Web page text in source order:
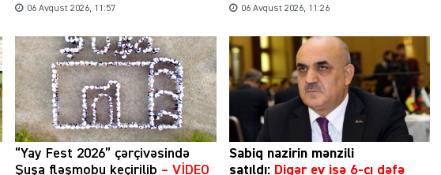
06 Avqust 2026, 11:57 06 Avqust 2026, 11:26
“Yay Fest 2026” çərçivəsində
Şuşa fləşmobu keçirilib – VİDEO
Sabiq nazirin mənzili
satıldı: Digər ev isə 6-cı dəfə